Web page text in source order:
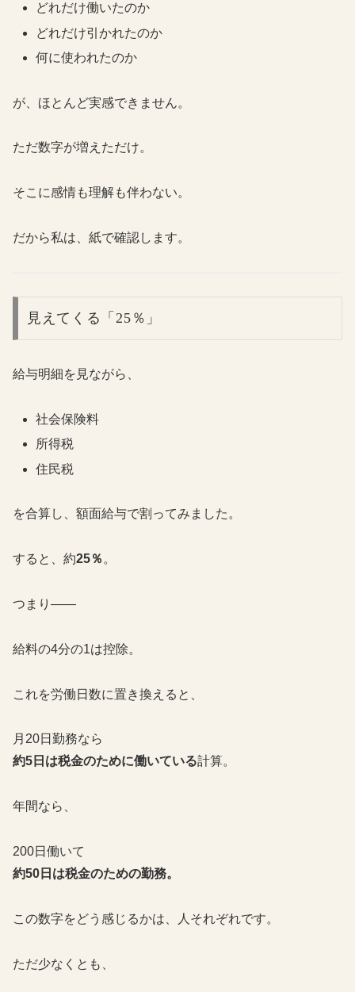
どれだけ働いたのか
どれだけ引かれたのか
何に使われたのか
が、ほとんど実感できません。
ただ数字が増えただけ。
そこに感情も理解も伴わない。
だから私は、紙で確認します。
見えてくる「25％」
給与明細を見ながら、
社会保険料
所得税
住民税
を合算し、額面給与で割ってみました。
すると、約25％ 。
つまり——
給料の4分の1は控除。
これを労働日数に置き換えると、
月20日勤務なら
約5日は税金のために働いている計算。
年間なら、
200日働いて
約50日は税金のための勤務。
この数字をどう感じるかは、人それぞれです。
ただ少なくとも、